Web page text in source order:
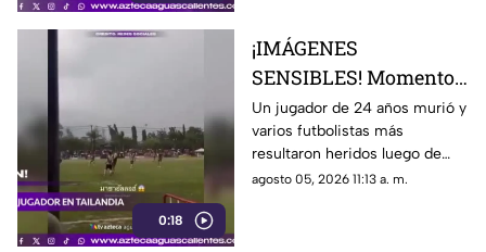
0:18
¡IMÁGENES
SENSIBLES! Momento
en el que rayo cae
durante partido de
fútbol y mata a jugador
Un jugador de 24 años murió y
varios futbolistas más
resultaron heridos luego de
que un rayo impactara el
agosto 05, 2026 11:13 a. m.